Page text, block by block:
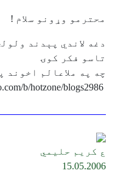
محترمو وړونو سلام !
دغه لاندي پېدند
تاسو فکر کوۍ
چه په ملاعالم اخوند
ع کريم حليمي
15.05.2006